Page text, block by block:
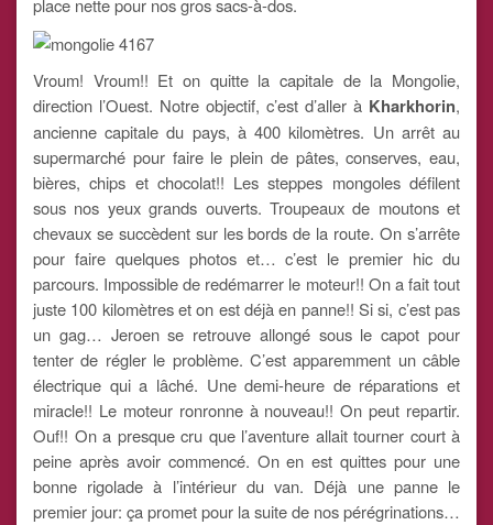
Vroum! Vroum!! Et on quitte la capitale de la Mongolie,
direction l’Ouest. Notre objectif, c’est d’aller à Kharkhorin,
ancienne capitale du pays, à 400 kilomètres. Un arrêt au
supermarché pour faire le plein de pâtes, conserves, eau,
bières, chips et chocolat!! Les steppes mongoles défilent
sous nos yeux grands ouverts. Troupeaux de moutons et
chevaux se succèdent sur les bords de la route. On s’arrête
pour faire quelques photos et… c’est le premier hic du
parcours. Impossible de redémarrer le moteur!! On a fait tout
juste 100 kilomètres et on est déjà en panne!! Si si, c’est pas
un gag… Jeroen se retrouve allongé sous le capot pour
tenter de régler le problème. C’est apparemment un câble
électrique qui a lâché. Une demi-heure de réparations et
miracle!! Le moteur ronronne à nouveau!! On peut repartir.
Ouf!! On a presque cru que l’aventure allait tourner court à
peine après avoir commencé. On en est quittes pour une
bonne rigolade à l’intérieur du van. Déjà une panne le
premier jour: ça promet pour la suite de nos pérégrinations…